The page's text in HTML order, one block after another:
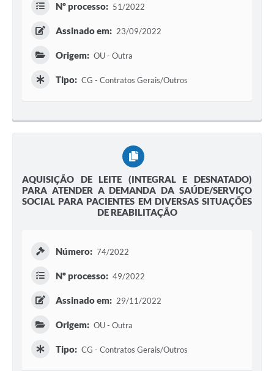
Nº processo: 51/2022
Assinado em: 23/09/2022
Origem: OU - Outra
Tipo: CG - Contratos Gerais/Outros
AQUISIÇÃO DE LEITE (INTEGRAL E DESNATADO)
PARA ATENDER A DEMANDA DA SAÚDE/SERVIÇO
SOCIAL PARA PACIENTES EM DIVERSAS SITUAÇÕES
DE REABILITAÇÃO
Número: 74/2022
Nº processo: 49/2022
Assinado em: 29/11/2022
Origem: OU - Outra
Tipo: CG - Contratos Gerais/Outros